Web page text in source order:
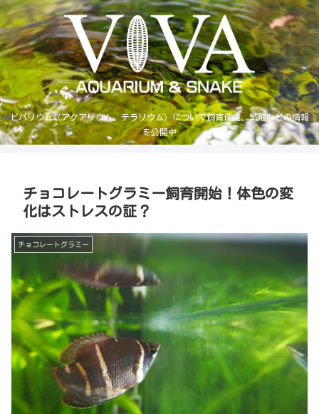
ビバリウム（アクアリウム、テラリウム）について飼育環境、繁殖などの情報
を公開中
チョコレートグラミー飼育開始！体色の変
化はストレスの証？
チョコレートグラミー